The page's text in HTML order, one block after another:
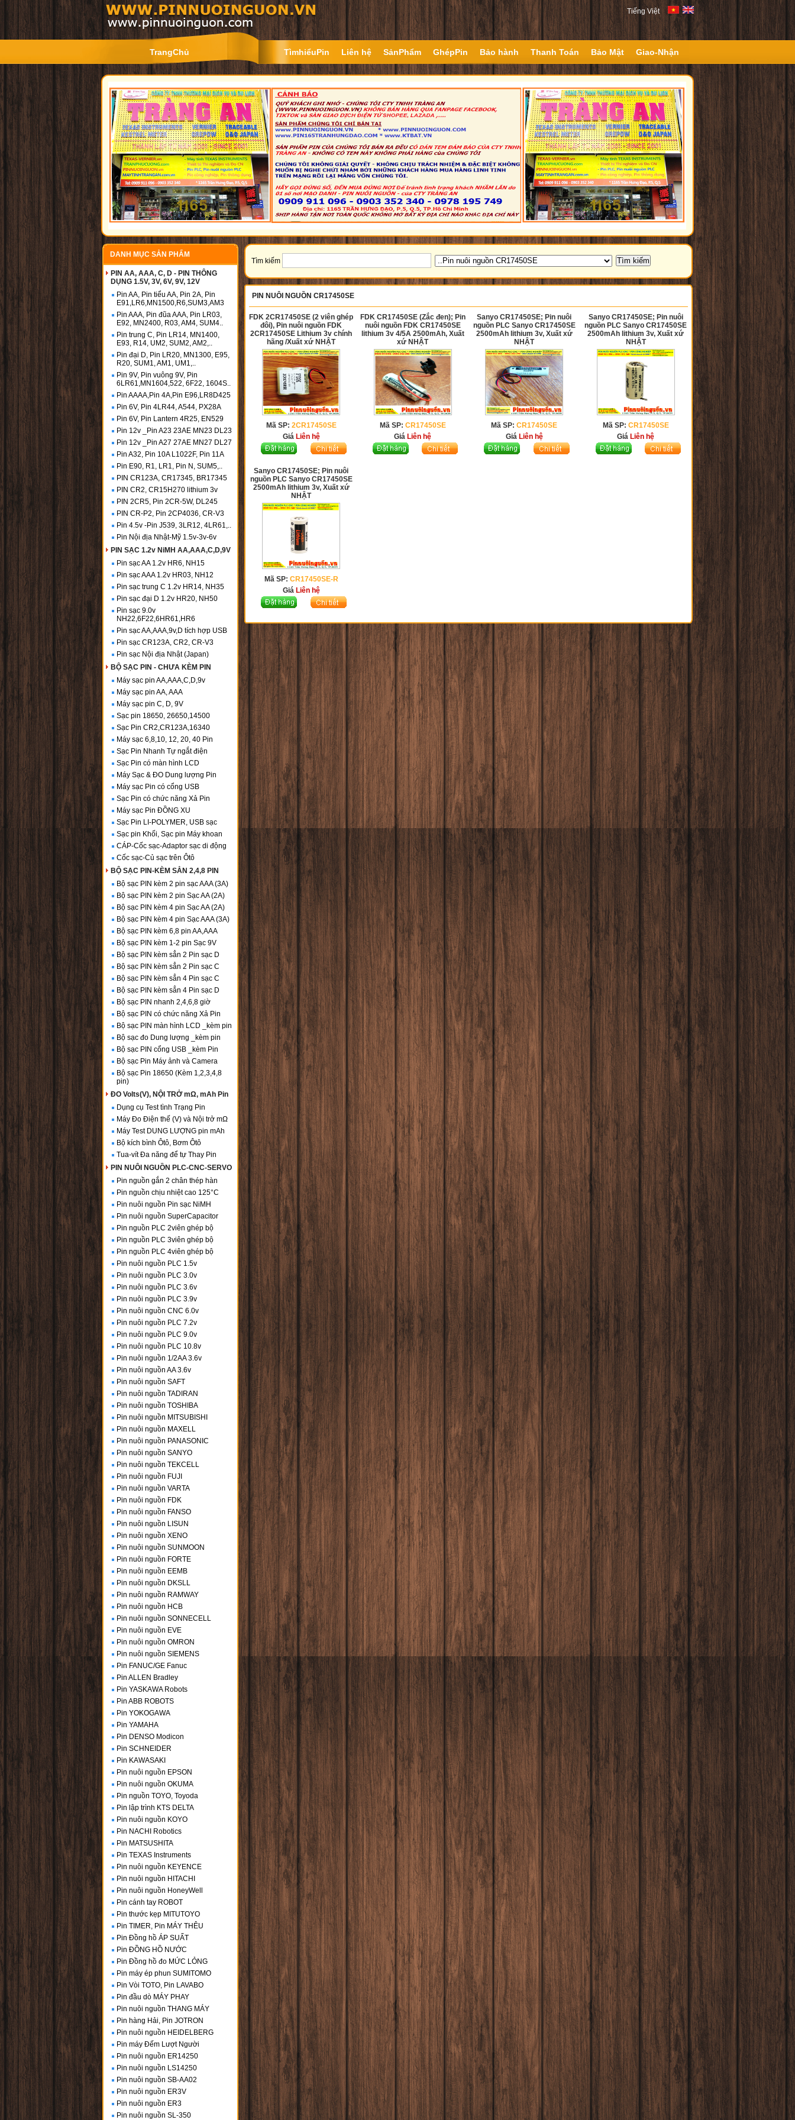
Tiếng Việt
TrangChủ TìmhiểuPin Liên hệ SảnPhẩm GhépPin Bảo hành Thanh Toán Bảo Mật Giao-Nhận
DANH MỤC SẢN PHẨM
PIN AA, AAA, C, D - PIN THÔNG
DỤNG 1.5V, 3V, 6V, 9V, 12V
Pin AA, Pin tiểu AA, Pin 2A, Pin
E91,LR6,MN1500,R6,SUM3,AM3
Pin AAA, Pin đũa AAA, Pin LR03,
E92, MN2400, R03, AM4, SUM4..
Pin trung C, Pin LR14, MN1400,
E93, R14, UM2, SUM2, AM2,..
Pin đại D, Pin LR20, MN1300, E95,
R20, SUM1, AM1, UM1,..
Pin 9V, Pin vuông 9V, Pin
6LR61,MN1604,522, 6F22, 1604S..
Pin AAAA,Pin 4A,Pin E96,LR8D425
Pin 6V, Pin 4LR44, A544, PX28A
Pin 6V, Pin Lantern 4R25, EN529
Pin 12v _Pin A23 23AE MN23 DL23
Pin 12v _Pin A27 27AE MN27 DL27
Pin A32, Pin 10A L1022F, Pin 11A
Pin E90, R1, LR1, Pin N, SUM5,..
PIN CR123A, CR17345, BR17345
PIN CR2, CR15H270 lithium 3v
PIN 2CR5, Pin 2CR-5W, DL245
PIN CR-P2, Pin 2CP4036, CR-V3
Pin 4.5v -Pin J539, 3LR12, 4LR61,..
Pin Nội địa Nhật-Mỹ 1.5v-3v-6v
PIN SẠC 1.2v NiMH AA,AAA,C,D,9V
Pin sạc AA 1.2v HR6, NH15
Pin sạc AAA 1.2v HR03, NH12
Pin sạc trung C 1.2v HR14, NH35
Pin sạc đại D 1.2v HR20, NH50
Pin sạc 9.0v
NH22,6F22,6HR61,HR6
Pin sạc AA,AAA,9v,D tích hợp USB
Pin sạc CR123A, CR2, CR-V3
Pin sạc Nội địa Nhật (Japan)
BỘ SẠC PIN - CHƯA KÈM PIN
Máy sạc pin AA,AAA,C,D,9v
Máy sạc pin AA, AAA
Máy sạc pin C, D, 9V
Sạc pin 18650, 26650,14500
Sạc Pin CR2,CR123A,16340
Máy sạc 6,8,10, 12, 20, 40 Pin
Sạc Pin Nhanh Tự ngắt điện
Sạc Pin có màn hình LCD
Máy Sạc & ĐO Dung lượng Pin
Máy sạc Pin có cổng USB
Sạc Pin có chức năng Xả Pin
Máy sạc Pin ĐỒNG XU
Sạc Pin LI-POLYMER, USB sạc
Sạc pin Khối, Sạc pin Máy khoan
CÁP-Cốc sạc-Adaptor sạc di động
Cốc sạc-Củ sạc trên Ôtô
BỘ SẠC PIN-KÈM SẲN 2,4,8 PIN
Bộ sạc PIN kèm 2 pin sạc AAA (3A)
Bộ sạc PIN kèm 2 pin Sạc AA (2A)
Bộ sạc PIN kèm 4 pin Sạc AA (2A)
Bộ sạc PIN kèm 4 pin Sạc AAA (3A)
Bộ sạc PIN kèm 6,8 pin AA,AAA
Bộ sạc PIN kèm 1-2 pin Sạc 9V
Bộ sạc PIN kèm sẳn 2 Pin sạc D
Bộ sạc PIN kèm sẳn 2 Pin sạc C
Bộ sạc PIN kèm sẳn 4 Pin sạc C
Bộ sạc PIN kèm sẳn 4 Pin sạc D
Bộ sạc PIN nhanh 2,4,6,8 giờ
Bộ sạc PIN có chức năng Xả Pin
Bộ sạc PIN màn hình LCD _kèm pin
Bộ sạc đo Dung lượng _kèm pin
Bộ sạc PIN cổng USB _kèm Pin
Bộ sạc Pin Máy ảnh và Camera
Bộ sạc Pin 18650 (Kèm 1,2,3,4,8
pin)
ĐO Volts(V), NỘI TRỞ mΩ, mAh Pin
Dụng cụ Test tình Trạng Pin
Máy Đo Điện thế (V) và Nội trở mΩ
Máy Test DUNG LƯỢNG pin mAh
Bộ kích bình Ôtô, Bơm Ôtô
Tua-vít Đa năng để tự Thay Pin
PIN NUÔI NGUỒN PLC-CNC-SERVO
Pin nguồn gắn 2 chân thép hàn
Pin nguồn chịu nhiệt cao 125°C
Pin nuôi nguồn Pin sạc NiMH
Pin nuôi nguồn SuperCapacitor
Pin nguồn PLC 2viên ghép bộ
Pin nguồn PLC 3viên ghép bộ
Pin nguồn PLC 4viên ghép bộ
Pin nuôi nguồn PLC 1.5v
Pin nuôi nguồn PLC 3.0v
Pin nuôi nguồn PLC 3.6v
Pin nuôi nguồn PLC 3.9v
Pin nuôi nguồn CNC 6.0v
Pin nuôi nguồn PLC 7.2v
Pin nuôi nguồn PLC 9.0v
Pin nuôi nguồn PLC 10.8v
Pin nuôi nguồn 1/2AA 3.6v
Pin nuôi nguồn AA 3.6v
Pin nuôi nguồn SAFT
Pin nuôi nguồn TADIRAN
Pin nuôi nguồn TOSHIBA
Pin nuôi nguồn MITSUBISHI
Pin nuôi nguồn MAXELL
Pin nuôi nguồn PANASONIC
Pin nuôi nguồn SANYO
Pin nuôi nguồn TEKCELL
Pin nuôi nguồn FUJI
Pin nuôi nguồn VARTA
Pin nuôi nguồn FDK
Pin nuôi nguồn FANSO
Pin nuôi nguồn LISUN
Pin nuôi nguồn XENO
Pin nuôi nguồn SUNMOON
Pin nuôi nguồn FORTE
Pin nuôi nguồn EEMB
Pin nuôi nguồn DKSLL
Pin nuôi nguồn RAMWAY
Pin nuôi nguồn HCB
Pin nuôi nguồn SONNECELL
Pin nuôi nguồn EVE
Pin nuôi nguồn OMRON
Pin nuôi nguồn SIEMENS
Pin FANUC/GE Fanuc
Pin ALLEN Bradley
Pin YASKAWA Robots
Pin ABB ROBOTS
Pin YOKOGAWA
Pin YAMAHA
Pin DENSO Modicon
Pin SCHNEIDER
Pin KAWASAKI
Pin nuôi nguồn EPSON
Pin nuôi nguồn OKUMA
Pin nguồn TOYO, Toyoda
Pin lập trình KTS DELTA
Pin nuôi nguồn KOYO
Pin NACHI Robotics
Pin MATSUSHITA
Pin TEXAS Instruments
Pin nuôi nguồn KEYENCE
Pin nuôi nguồn HITACHI
Pin nuôi nguồn HoneyWell
Pin cánh tay ROBOT
Pin thước kẹp MITUTOYO
Pin TIMER, Pin MÁY THÊU
Pin Đồng hồ ÁP SUẤT
Pin ĐỒNG HỒ NƯỚC
Pin Đồng hồ đo MỨC LỎNG
Pin máy ép phun SUMITOMO
Pin Vòi TOTO, Pin LAVABO
Pin đầu dò MÁY PHAY
Pin nuôi nguồn THANG MÁY
Pin hàng Hải, Pin JOTRON
Pin nuôi nguồn HEIDELBERG
Pin máy Đếm Lượt Người
Pin nuôi nguồn ER14250
Pin nuôi nguồn LS14250
Pin nuôi nguồn SB-AA02
Pin nuôi nguồn ER3V
Pin nuôi nguồn ER3
Pin nuôi nguồn SL-350
Tìm kiếm
PIN NUÔI NGUỒN CR17450SE
FDK 2CR17450SE (2 viên ghép
đôi), Pin nuôi nguồn FDK
2CR17450SE Lithium 3v chính
hãng /Xuất xứ NHẬT
Mã SP: 2CR17450SE
Giá Liên hệ
FDK CR17450SE (Zắc đen); Pin
nuôi nguồn FDK CR17450SE
lithium 3v 4/5A 2500mAh, Xuất
xứ NHẬT
Mã SP: CR17450SE
Giá Liên hệ
Sanyo CR17450SE; Pin nuôi
nguồn PLC Sanyo CR17450SE
2500mAh lithium 3v, Xuất xứ
NHẬT
Mã SP:CR17450SE
Giá Liên hệ
Sanyo CR17450SE; Pin nuôi
nguồn PLC Sanyo CR17450SE
2500mAh lithium 3v, Xuất xứ
NHẬT
Mã SP: CR17450SE
Giá Liên hệ
Sanyo CR17450SE; Pin nuôi
nguồn PLC Sanyo CR17450SE
2500mAh lithium 3v, Xuất xứ
NHẬT
Mã SP: CR17450SE-R
Giá Liên hệ